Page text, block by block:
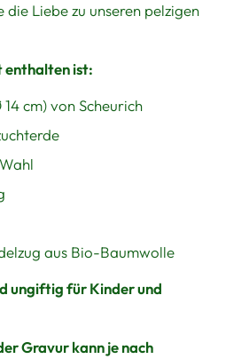
die Liebe zu unseren pelzigen
enthalten ist:
cm) von Scheurich
aus Bio-Baumwolle
ungiftig für Kinder und
Gravur kann je nach